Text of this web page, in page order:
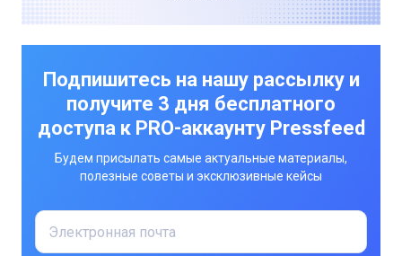
Подпишитесь на нашу рассылку и
получите 3 дня бесплатного
доступа к PRO-аккаунту Pressfeed
Будем присылать самые актуальные материалы,
полезные советы и эксклюзивные кейсы